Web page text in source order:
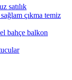
satılık
çıkma temiz
bahçe balkon